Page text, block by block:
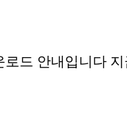
드 안내입니다